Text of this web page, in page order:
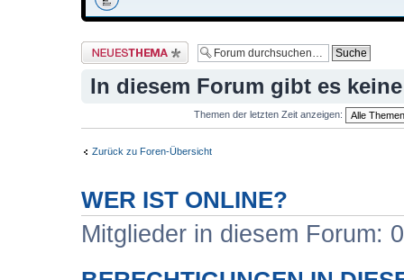
Neues Thema erstellen
In diesem Forum gibt es
Themen der letzten Zeit anzeigen:
Zurück zu Foren-Übersicht
WER IST ONLINE?
Mitglieder in diesem Forum: